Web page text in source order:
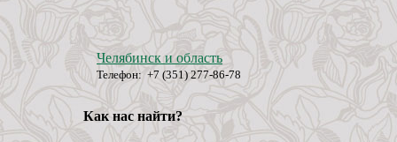
Челябинск и область
Телефон: +7 (351) 277-86-78
Как нас найти?